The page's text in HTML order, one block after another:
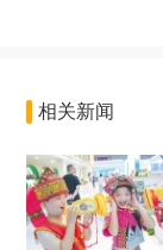
相关新闻